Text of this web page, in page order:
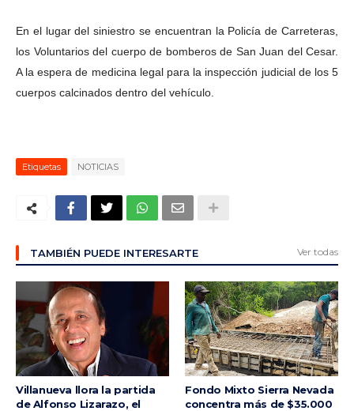
En el lugar del siniestro se encuentran la Policía de Carreteras,
los Voluntarios del cuerpo de bomberos de San Juan del Cesar.
A la espera de medicina legal para la inspección judicial de los 5
cuerpos calcinados dentro del vehículo.
Etiquetas NOTICIAS
TAMBIÉN PUEDE INTERESARTE Ver todas
Villanueva llora la partida
de Alfonso Lizarazo, el
Fondo Mixto Sierra Nevada
concentra más de $35.000